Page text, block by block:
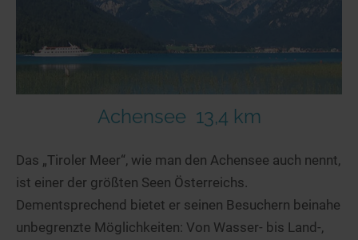
Niederlande
Achensee 13,4 km
Das „Tiroler Meer“, wie man den Achensee auch nennt,
ist einer der größten Seen Österreichs.
Dementsprechend bietet er seinen Besuchern beinahe
unbegrenzte Möglichkeiten: Von Wasser- bis Land-,